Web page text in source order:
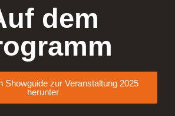
dem
Showguide zur Veranstaltung 2025
herunter